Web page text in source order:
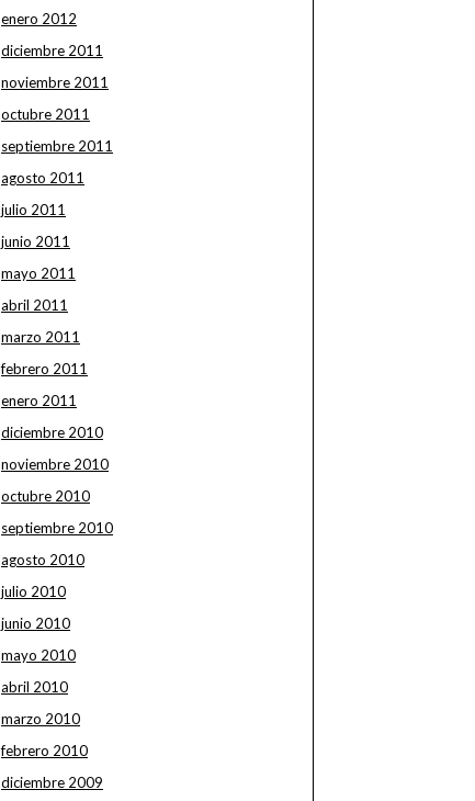
enero 2012
diciembre 2011
noviembre 2011
octubre 2011
septiembre 2011
agosto 2011
julio 2011
junio 2011
mayo 2011
abril 2011
marzo 2011
febrero 2011
enero 2011
diciembre 2010
noviembre 2010
octubre 2010
septiembre 2010
agosto 2010
julio 2010
junio 2010
mayo 2010
abril 2010
marzo 2010
febrero 2010
diciembre 2009